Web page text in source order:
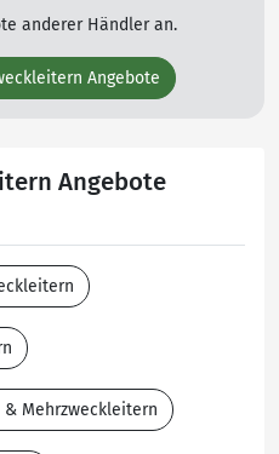
anderer Händler an.
Angebote
Angebote
Mehrzweckleitern